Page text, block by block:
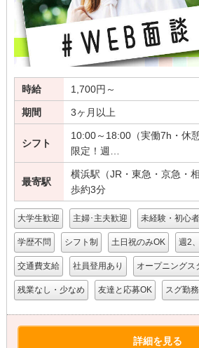
時給 1,700円～
期間 3ヶ月以上
シフト
10:00～18:00（実働7h・休
限定！週…
最寄駅
横浜駅（JR・東急・京急・
歩約3分
大学生歓迎 主婦･主夫歓迎 未経験・初心
学歴不問 シフト制 土日祝のみOK 週2
交通費支給 社員登用あり オープニングス
残業なし・少なめ 友達と応募OK スグ勤
詳細を見る